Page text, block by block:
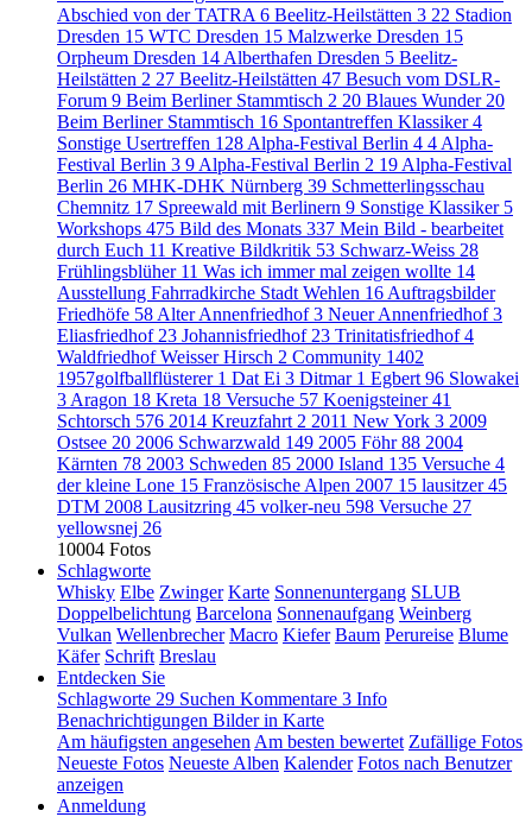
Abschied von der TATRA 6 Beelitz-Heilstätten 3 22 Stadion
Dresden 15 WTC Dresden 15 Malzwerke Dresden 15
Orpheum Dresden 14 Alberthafen Dresden 5 Beelitz-
Heilstätten 2 27 Beelitz-Heilstätten 47 Besuch vom DSLR-
Forum 9 Beim Berliner Stammtisch 2 20 Blaues Wunder 20
Beim Berliner Stammtisch 16 Spontantreffen Klassiker4
Sonstige Usertreffen 128 Alpha-Festival Berlin 4 4 Alpha-
Festival Berlin 3 9 Alpha-Festival Berlin 2 19 Alpha-Festival
Berlin 26 MHK-DHK Nürnberg 39 Schmetterlingsschau
Chemnitz 17 Spreewald mit Berlinern 9 Sonstige Klassiker 5
Workshops 475 Bild des Monats 337 Mein Bild - bearbeitet
durch Euch 11 Kreative Bildkritik 53 Schwarz-Weiss 28
Frühlingsblüher 11 Was ich immer mal zeigen wollte 14
Ausstellung Fahrradkirche Stadt Wehlen 16 Auftragsbilder
Friedhöfe 58 Alter Annenfriedhof3 Neuer Annenfriedhof3
Eliasfriedhof 23 Johannisfriedhof 23 Trinitatisfriedhof4
Waldfriedhof Weisser Hirsch 2 Community 1402
1957golfballflüsterer 1 Dat Ei 3 Ditmar 1 Egbert 96 Slowakei
3 Aragon 18 Kreta 18 Versuche 57 Koenigsteiner41
Schtorsch 576 2014 Kreuzfahrt 2 2011 New York 3 2009
Ostsee 20 2006 Schwarzwald 149 2005 Föhr88 2004
Kärnten 78 2003 Schweden 85 2000 Island 135 Versuche 4
der kleine Lone 15 Französische Alpen 2007 15 lausitzer45
DTM 2008 Lausitzring 45 volker-neu 598 Versuche 27
yellowsnej 26
10004 Fotos
Schlagworte
Whisky Elbe Zwinger Karte Sonnenuntergang SLUB
Doppelbelichtung Barcelona Sonnenaufgang Weinberg
Vulkan Wellenbrecher Macro Kiefer Baum Perureise Blume
Käfer Schrift Breslau
Entdecken Sie
Schlagworte 29 Suchen Kommentare 3 Info
Benachrichtigungen Bilder in Karte
Am häufigsten angesehen Am besten bewertet Zufällige Fotos
Neueste Fotos Neueste Alben Kalender Fotos nach Benutzer
anzeigen
Anmeldung